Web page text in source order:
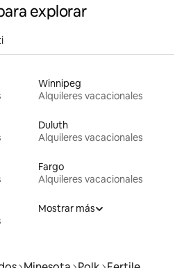
explorar
Winnipeg
Alquileres vacacionales
Duluth
Alquileres vacacionales
Fargo
Alquileres vacacionales
Mostrar más